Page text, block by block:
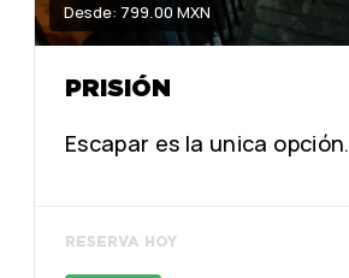
Desde: 799.00 MXN
PRISIÓN
Escapar es la unica opción.
RESERVA HOY